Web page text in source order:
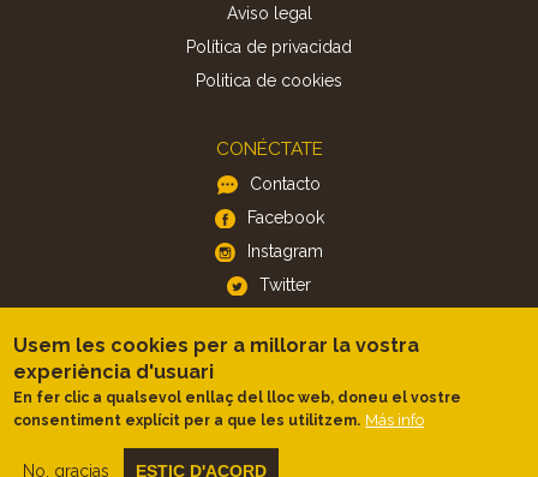
Aviso legal
Política de privacidad
Politica de cookies
CONÉCTATE
Contacto
Facebook
Instagram
Twitter
APP
iOS
Android
Usem les cookies per a millorar la vostra
experiència d'usuari
En fer clic a qualsevol enllaç del lloc web, doneu el vostre
consentiment explícit per a que les utilitzem. Más info
No, gracias ESTIC D'ACORD